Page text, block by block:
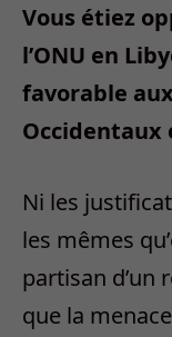
Vous étiez
l’ONU en
favorable
Occidentaux
Ni les
les mêmes
partisan d’un
que la